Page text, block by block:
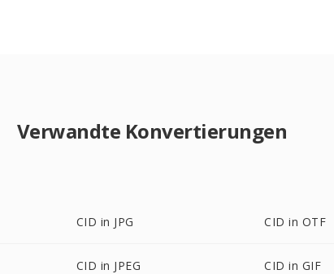
Verwandte Konvertierungen
CID in JPG CID in OTF
CID in JPEG CID in GIF